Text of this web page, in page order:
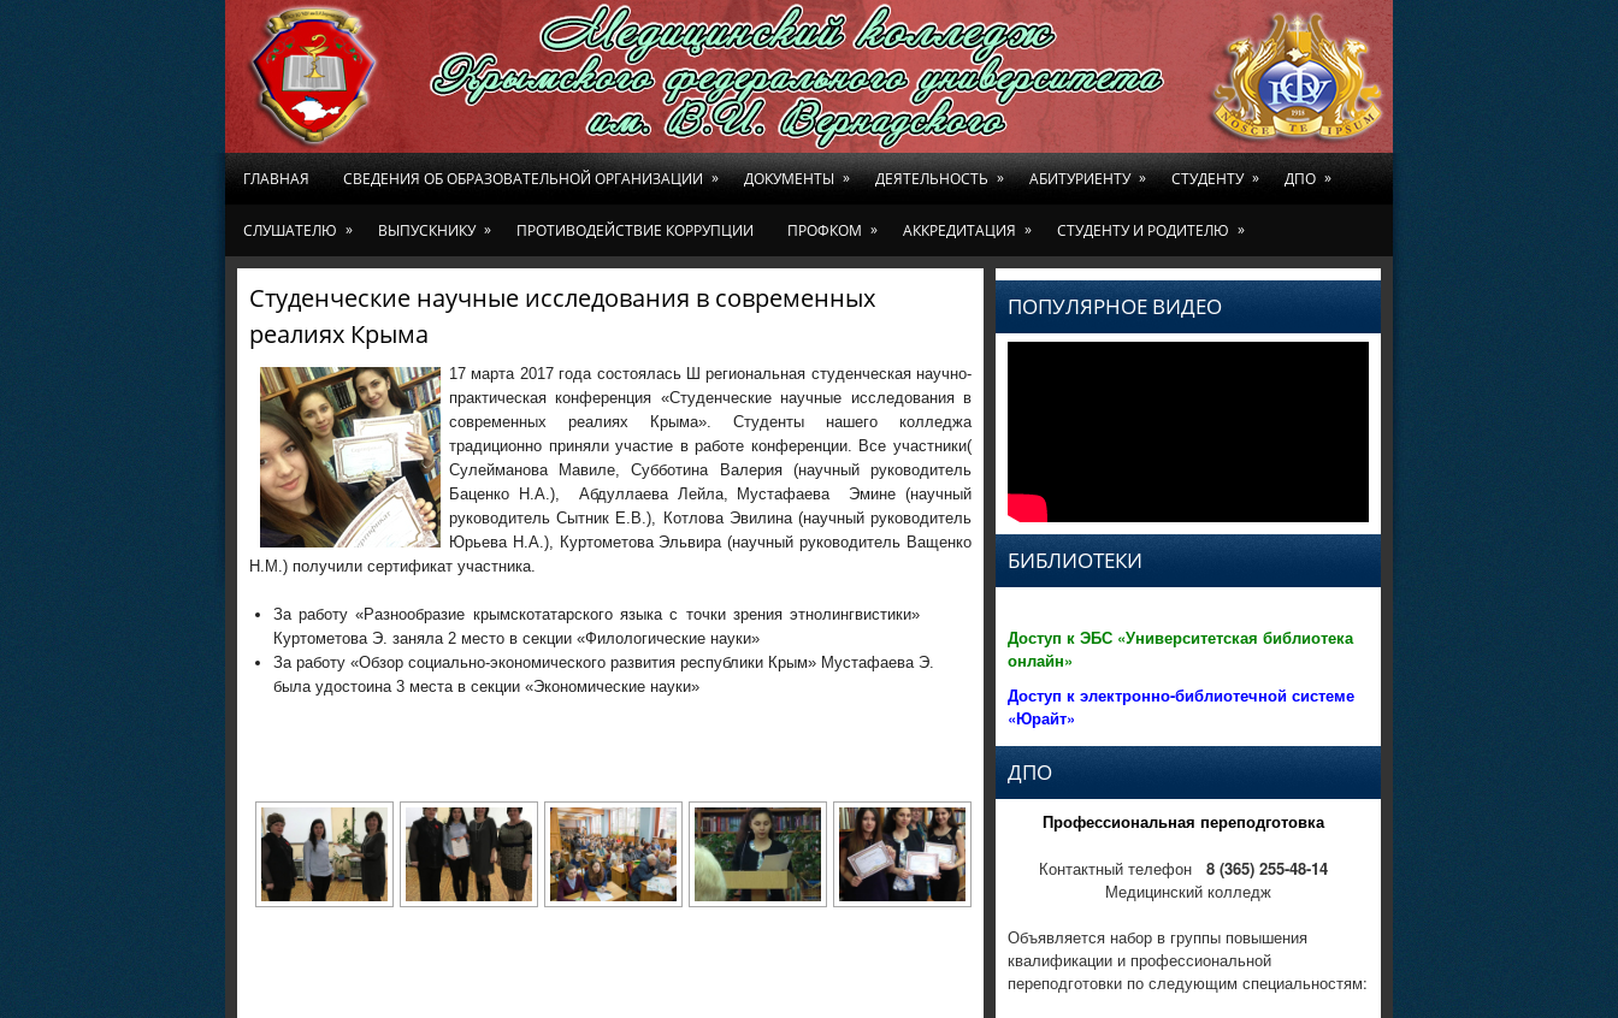
ГЛАВНАЯ СВЕДЕНИЯ ОБ ОБРАЗОВАТЕЛЬНОЙ ОРГАНИЗАЦИИ » ДОКУМЕНТЫ » ДЕЯТЕЛЬНОСТЬ » АБИТУРИЕНТУ » СТУДЕНТУ » ДПО »
СЛУШАТЕЛЮ » ВЫПУСКНИКУ » ПРОТИВОДЕЙСТВИЕ КОРРУПЦИИ ПРОФКОМ » АККРЕДИТАЦИЯ » СТУДЕНТУ И РОДИТЕЛЮ »
Студенческие научные исследования в современных
реалиях Крыма
17 марта 2017 года состоялась Ш региональная студенческая научно-
практическая конференция «Студенческие научные исследования в
современных реалиях Крыма». Студенты нашего колледжа
традиционно приняли участие в работе конференции. Все участники(
Сулейманова Мавиле, Субботина Валерия (научный руководитель
Баценко Н.А.), Абдуллаева Лейла, Мустафаева Эмине (научный
руководитель Сытник Е.В.), Котлова Эвилина (научный руководитель
Юрьева Н.А.), Куртометова Эльвира (научный руководитель Ващенко
Н.М.) получили сертификат участника.
За работу «Разнообразие крымскотатарского языка с точки зрения этнолингвистики»
Куртометова Э. заняла 2 место в секции «Филологические науки»
За работу «Обзор социально-экономического развития республики Крым» Мустафаева Э.
была удостоина 3 места в секции «Экономические науки»
ПОПУЛЯРНОЕ ВИДЕО
БИБЛИОТЕКИ
Доступ к ЭБС «Университетская библиотека
онлайн»
Доступ к электронно-библиотечной системе
«Юрайт»
ДПО
Профессиональная переподготовка
Контактный телефон 8 (365) 255-48-14
Медицинский колледж
Объявляется набор в группы повышения
квалификации и профессиональной
переподготовки по следующим специальностям: